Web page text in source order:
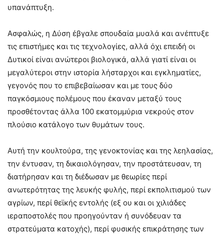
υπανάπτυξη.
Ασφαλώς, η Δύση έβγαλε σπουδαία μυαλά και ανέπτυξε
τις επιστήμες και τις τεχνολογίες, αλλά όχι επειδή οι
Δυτικοί είναι ανώτεροι βιολογικά, αλλά γιατί είναι οι
μεγαλύτεροι στην ιστορία λήσταρχοι και εγκληματίες,
γεγονός που το επιβεβαίωσαν και με τους δύο
παγκόσμιους πολέμους που έκαναν μεταξύ τους
προσθέτοντας άλλα 100 εκατομμύρια νεκρούς στον
πλούσιο κατάλογο των θυμάτων τους.
Αυτή την κουλτούρα, της γενοκτονίας και της λεηλασίας,
την έντυσαν, τη δικαιολόγησαν, την προστάτευσαν, τη
διατήρησαν και τη διέδωσαν με θεωρίες περί
ανωτερότητας της λευκής φυλής, περί εκπολιτισμού των
αγρίων, περί θεϊκής εντολής (εξ ου και οι χιλιάδες
ιεραποστολές που προηγούνταν ή συνόδευαν τα
στρατεύματα κατοχής), περί φυσικής επικράτησης των